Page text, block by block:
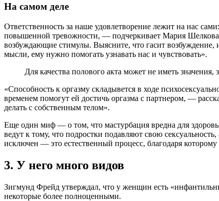
На самом деле
Ответственность за наше удовлетворение лежит на нас
повышенной тревожности, — подчеркивает Мария
возбуждающие стимулы. Выясните, что гасит
мысли, ему нужно помогать узнавать нас и чувствовать».
Для качества полового акта может не иметь
«Способность к оргазму складывется в ходе
временем помогут ей достичь оргазма с партнером, —
делать с собственным телом».
Еще один миф — о том, что мастурбация вредна для
ведут к тому, что подростки подавляют свою
исключен — это естественный процесс, благодаря
3. У него много видов
Зигмунд Фрейд утверждал, что у женщин есть
некоторые более полноценными.